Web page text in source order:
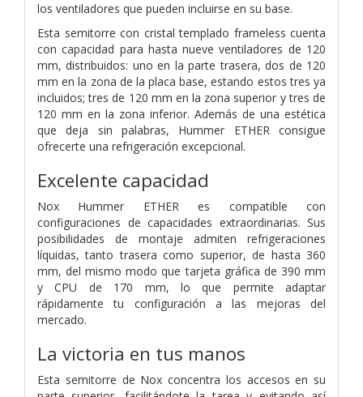
los ventiladores que pueden incluirse en su base.
Esta semitorre con cristal templado frameless cuenta
con capacidad para hasta nueve ventiladores de 120
mm, distribuidos: uno en la parte trasera, dos de 120
mm en la zona de la placa base, estando estos tres ya
incluidos; tres de 120 mm en la zona superior y tres de
120 mm en la zona inferior. Además de una estética
que deja sin palabras, Hummer ETHER consigue
ofrecerte una refrigeración excepcional.
Excelente capacidad
Nox Hummer ETHER es compatible con
configuraciones de capacidades extraordinarias. Sus
posibilidades de montaje admiten refrigeraciones
líquidas, tanto trasera como superior, de hasta 360
mm, del mismo modo que tarjeta gráfica de 390 mm
y CPU de 170 mm, lo que permite adaptar
rápidamente tu configuración a las mejoras del
mercado.
La victoria en tus manos
Esta semitorre de Nox concentra los accesos en su